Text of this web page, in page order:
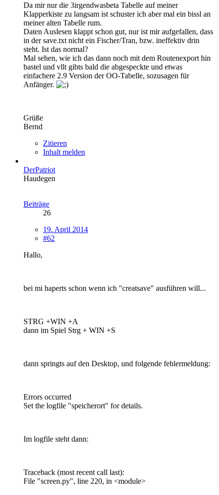
Da mir nur die 3irgendwasbeta Tabelle auf meiner
Klapperkiste zu langsam ist schuster ich aber mal ein bissl an
meiner alten Tabelle rum.
Daten Auslesen klappt schon gut, nur ist mir aufgefallen, dass
in der save.txt nicht ein Fischer/Tran, bzw. ineffektiv drin
steht. Ist das normal?
Mal sehen, wie ich das dann noch mit dem Routenexport hin
bastel und vllt gibts bald die abgespeckte und etwas
einfachere 2.9 Version der OO-Tabelle, sozusagen für
Anfänger.
Grüße
Bernd
Zitieren
Inhalt melden
DerPatriot
Haudegen
Beiträge
26
19. April 2014
#62
Hallo,
bei mi haperts schon wenn ich "creatsave" ausführen will...
STRG +WIN +A
dann im Spiel Strg + WIN +S
dann springts auf den Desktop, und folgende fehlermeldung:
Errors occurred
Set the logfile "speicherort" for details.
Im logfile steht dann:
Traceback (most recent call last):
File "screen.py", line 220, in <module>